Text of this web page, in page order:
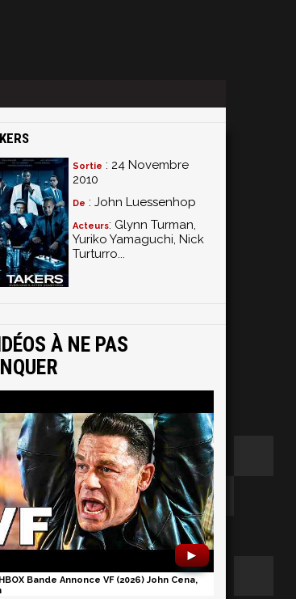
Sortie : 24 Novembre
2010
De : John Luessenhop
Acteurs: Glynn Turman,
Yuriko Yamaguchi, Nick
Turturro...
À NE PAS
►
Bande Annonce VF (2026) John Cena,